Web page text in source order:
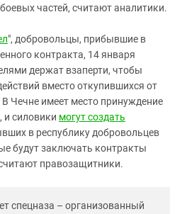
частей, считают аналитики.
", добровольцы, прибывшие в
контракта, 14 января
держат взаперти, чтобы
вместо откупившихся от
Чечне имеет место принуждение
и силовики могут создать
в республику добровольцев
будут заключать контракты
правозащитники.
спецназа – организованный